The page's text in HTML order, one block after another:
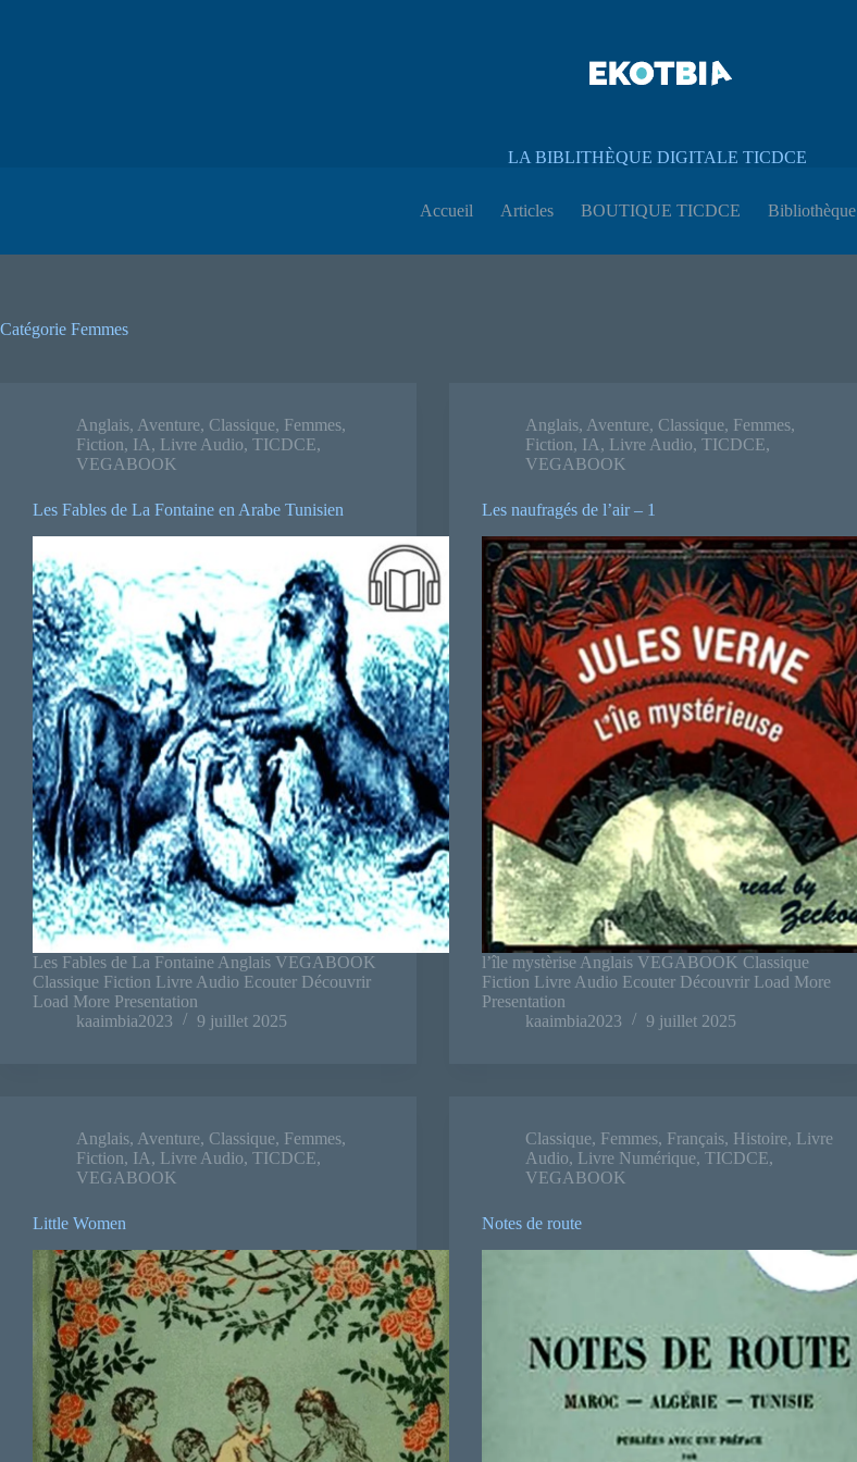
LA BIBLITHÈQUE DIGITALE TICDCE
Accueil Articles BOUTIQUE TICDCE Bibliothèque
Catégorie Femmes
Anglais, Aventure, Classique, Femmes,
Fiction, IA, Livre Audio, TICDCE,
VEGABOOK
Les Fables de La Fontaine en Arabe Tunisien
Les Fables de La Fontaine Anglais VEGABOOK
Classique Fiction Livre Audio Ecouter Découvrir
Load More Presentation
kaaimbia2023
9 juillet 2025
Anglais, Aventure, Classique, Femmes,
Fiction, IA, Livre Audio,TICDCE,
VEGABOOK
Les naufragés de l’air – 1
l’île mystèrise Anglais VEGABOOK Classique
Fiction Livre Audio Ecouter Découvrir Load More
Presentation
kaaimbia2023
9 juillet 2025
Anglais, Aventure, Classique, Femmes,
Fiction, IA, Livre Audio, TICDCE,
VEGABOOK
Little Women
Classique, Femmes, Français, Histoire, Livre
Audio, Livre Numérique,TICDCE,
VEGABOOK
Notes de route